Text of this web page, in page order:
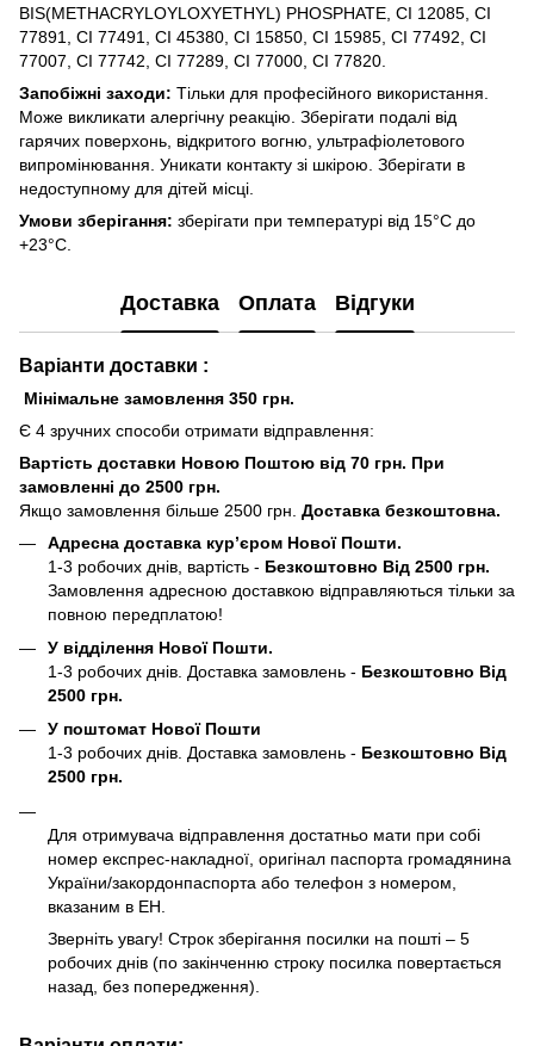
BIS(METHACRYLOYLOXYETHYL) PHOSPHATE, CI 12085, CI
77891, CI 77491, CI 45380, CI 15850, CI 15985, CI 77492, CI
77007, CI 77742, CI 77289, CI 77000, CI 77820.
Запобіжні заходи: Тільки для професійного використання.
Може викликати алергічну реакцію. Зберігати подалі від
гарячих поверхонь, відкритого вогню, ультрафіолетового
випромінювання. Уникати контакту зі шкірою. Зберігати в
недоступному для дітей місці.
Умови зберігання: зберігати при температурі від 15°C до
+23°C.
Доставка Оплата Відгуки
Варіанти доставки :
Мінімальне замовлення 350 грн.
Є 4 зручних способи отримати відправлення:
Вартість доставки Новою Поштою від 70 грн. При
замовленні до 2500 грн.
Якщо замовлення більше 2500 грн. Доставка безкоштовна.
Адресна доставка кур’єром Нової Пошти.
1-3 робочих днів, вартість - Безкоштовно Від 2500 грн.
Замовлення адресною доставкою відправляються тільки за
повною передплатою!
У відділення Нової Пошти.
1-3 робочих днів. Доставка замовлень - Безкоштовно Від
2500 грн.
У поштомат Нової Пошти
1-3 робочих днів. Доставка замовлень - Безкоштовно Від
2500 грн.
Для отримувача відправлення достатньо мати при собі
номер експрес-накладної, оригінал паспорта громадянина
України/закордонпаспорта або телефон з номером,
вказаним в ЕН.
Зверніть увагу! Строк зберігання посилки на пошті – 5
робочих днів (по закінченню строку посилка повертається
назад, без попередження).